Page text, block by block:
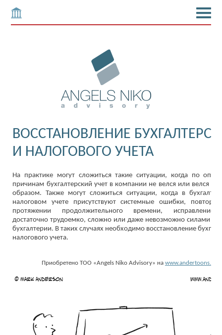
ВОССТАНОВЛЕНИЕ
И НАЛОГОВОГО УЧЕТА
На практике могут сложиться такие ситуации, когда по
причинам бухгалтерский учет в компании не велся или велся
образом. Также могут сложиться ситуации, когда в
налоговом учете присутствуют системные ошибки,
протяжении продолжительного времени, исправление
достаточно трудоемко, сложно или даже невозможно силами
бухгалтерии. В таких случаях необходимо восстановление
налогового учета.
Приобретено ТОО «Angels Niko Advisory» на www.andertoons.com